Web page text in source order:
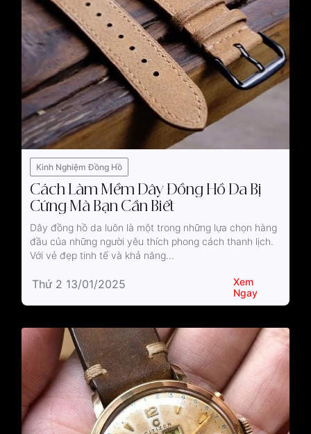
Kinh Nghiệm Đồng Hồ
Cách Làm Mềm Dây Đồng Hồ Da Bị
Cứng Mà Bạn Cần Biết
Dây đồng hồ da luôn là một trong những lựa chọn hàng
đầu của những người yêu thích phong cách thanh lịch.
Với vẻ đẹp tinh tế và khả năng...
Thứ 2 13/01/2025
Xem
Ngay